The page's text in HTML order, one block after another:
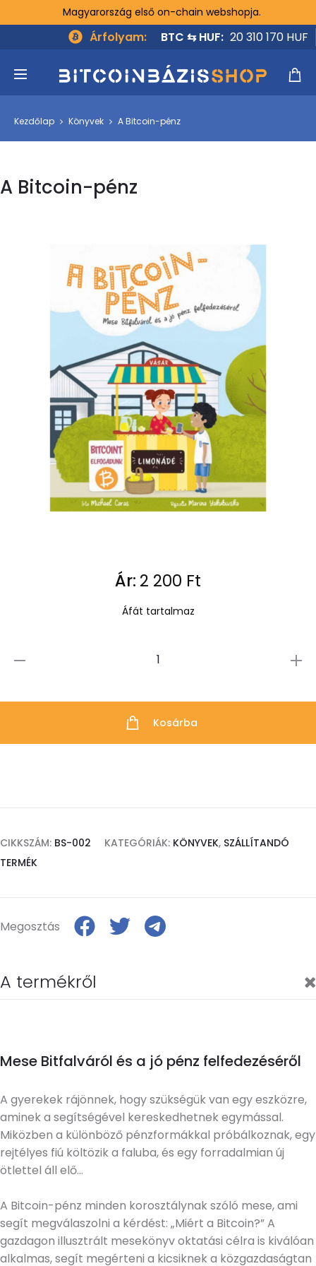
Magyarország első on-chain webshopja.
Árfolyam: BTC ⇆ HUF: 20 310 170 HUF
Kezdőlap Könyvek A Bitcoin-pénz
A Bitcoin-pénz
Ár: 2 200 Ft
Áfát tartalmaz
mennyiség
Kosárba
CIKKSZÁM: BS-002 KATEGÓRIÁK: KÖNYVEK, SZÁLLÍTANDÓ
TERMÉK
Megosztás
A termékről
Mese Bitfalváról és a jó pénz felfedezéséről
A gyerekek rájönnek, hogy szükségük van egy eszközre,
aminek a segítségével kereskedhetnek egymással.
Miközben a különböző pénzformákkal próbálkoznak, egy
rejtélyes fiú költözik a faluba, és egy forradalmian új
ötlettel áll elő…
A Bitcoin-pénz minden korosztálynak szóló mese, ami
segít megválaszolni a kérdést: „Miért a Bitcoin?” A
gazdagon illusztrált mesekönyv oktatási célra is kiválóan
alkalmas, segít megérteni a kicsiknek a közgazdaságtan